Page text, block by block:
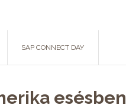
SAP CONNECT DAY
esésben